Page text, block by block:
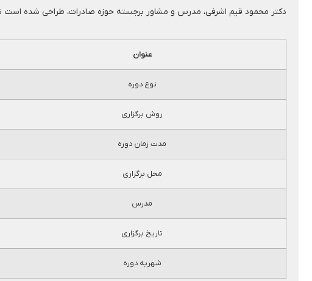
دکتر محمود قیم اشرفی، مدرس و مشاور برجسته حوزه صادرات، طراحی شده است تا
عنوان
نوع دوره
روش برگزاری
مدت زمان دوره
محل برگزاری
مدرس
تاریخ برگزاری
شهریه دوره